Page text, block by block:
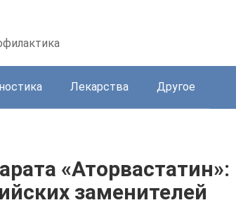
Лекарства Другое
«Аторвастатин»:
заменителей